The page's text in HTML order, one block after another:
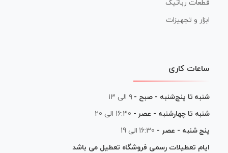
قطعات رباتیک
ابزار و تجهیزات
ساعات کاری
شنبه تا پنج‌شنبه - صبح - ۹ الی ۱۳
شنبه تا چهارشنبه - عصر - 16:30 الی 20
پنج شنبه - عصر - 16:30 الی 19
ایام تعطیلات رسمی فروشگاه تعطیل می باشد